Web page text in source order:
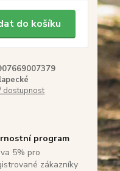
do košíku
dostupnost
program
5% pro
zákazníky